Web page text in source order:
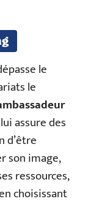
le
le
assure des
d’être
son image,
ressources,
choisissant